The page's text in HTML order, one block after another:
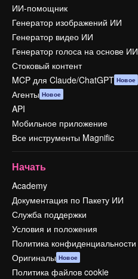
ИИ-помощник
Генератор изображений ИИ
Генератор видео ИИ
Генератор голоса на основе ИИ
Стоковый контент
MCP для Claude/ChatGPT Новое
Агенты Новое
API
Мобильное приложение
Все инструменты Magnific
Начать
Academy
Документация по Пакету ИИ
Служба поддержки
Условия и положения
Политика конфиденциальности
Оригиналы Новое
Политика файлов cookie